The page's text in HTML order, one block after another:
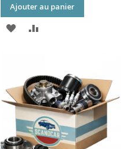
Ajouter au panier
AJOUTER
LISTE
D’ENVIE